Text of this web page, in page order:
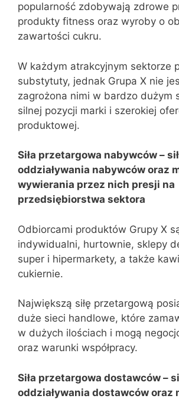
popularność zdobywają zdrowe
produkty fitness oraz wyroby o
zawartości cukru.
W każdym atrakcyjnym sektorze
substytuty, jednak Grupa X nie
zagrożona nimi w bardzo dużym
silnej pozycji marki i szerokiej
produktowej.
Siła przetargowa nabywców –
oddziaływania nabywców oraz
wywierania przez nich presji na
przedsiębiorstwa sektora
Odbiorcami produktów Grupy X
indywidualni, hurtownie, sklepy
super i hipermarkety, a także
cukiernie.
Największą siłę przetargową
duże sieci handlowe, które
w dużych ilościach i mogą
oraz warunki współpracy.
Siła przetargowa dostawców –
oddziaływania dostawców oraz